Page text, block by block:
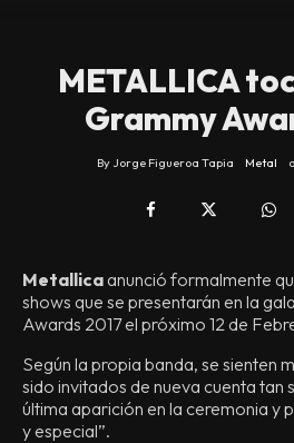
METALLICA
Grammy
By Jorge Figueroa Tapia Metal
Metallica anunció formalmente
shows que se presentarán en la
Awards 2017 el próximo 12 de
Según la propia banda, se sienten
sido invitados de nueva cuenta tan
última aparición en la ceremonia y
y especial”.